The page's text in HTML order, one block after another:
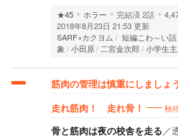
★45
ホラー 完結済2話
2018年8月23日 21:53 更新
SARF×カクヨム
短編こわ～い話
象
小田原 二宮金次郎 小学生
筋肉の管理は慎重にしましょう
走れ筋肉！ 走れ骨！ 秋
骨と筋肉は夜の校舎を走る ／